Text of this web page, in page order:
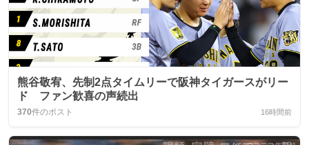
熊谷敬宥、先制2点タイムリーで阪神タイガースがリー
ド ファン歓喜の声続出
370件のポスト 16時間前